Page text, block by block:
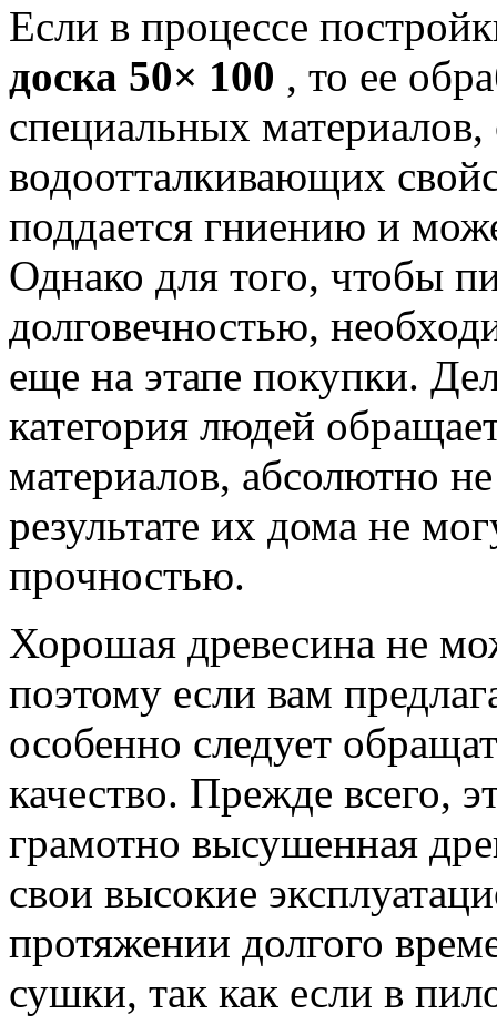
Если в процессе
доска 50× 100 , то ее
специальных
водоотталкивающих
поддается гниению и
Однако для того, чтобы
долговечностью,
еще на этапе покупки.
категория людей
материалов, абсолютно
результате их дома не
прочностью.
Хорошая древесина не
поэтому если вам
особенно следует
качество. Прежде всего,
грамотно высушенная
свои высокие
протяжении долгого
сушки, так как если в